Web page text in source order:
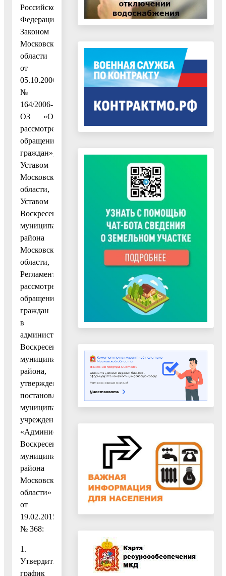
Российской
Федерации»,
Законом
Московской
области
от
05.10.2006
№
164/2006-
ОЗ «О
рассмотрении
обращений
граждан»,
Уставом
Московской
области,
Уставом
Воскресенского
муниципального
района
Московской
области,
Регламентом
рассмотрения
обращений
граждан
в
администрации
Воскресенского
муниципального
района,
утвержденным
постановлением
муниципального
учреждения
«Администрация
Воскресенского
муниципального
района
Московской
области»
от
19.02.2015
№ 368:
1.
Утвердить
график